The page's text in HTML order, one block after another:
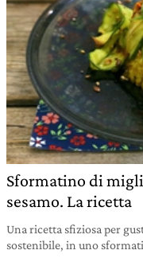
Sformatino di
sesamo. La ricetta
Una ricetta sfiziosa per
sostenibile, in uno